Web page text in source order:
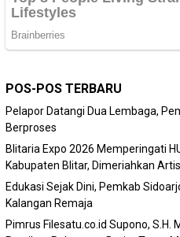
POS-POS TERBARU
Pelapor Datangi Dua Lembaga,
Berproses
Blitaria Expo 2026 Memperingati
Kabupaten Blitar, Dimeriahkan
Edukasi Sejak Dini, Pemkab
Kalangan Remaja
Pimrus Filesatu.co.id Supono, S.H.